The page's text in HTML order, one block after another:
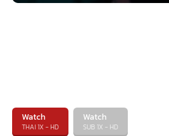
Watch
THAI 1X - HD
Watch
SUB 1X - HD